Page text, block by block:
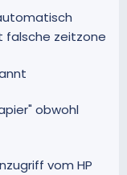
falsche zeitzone
obwohl
vom HP